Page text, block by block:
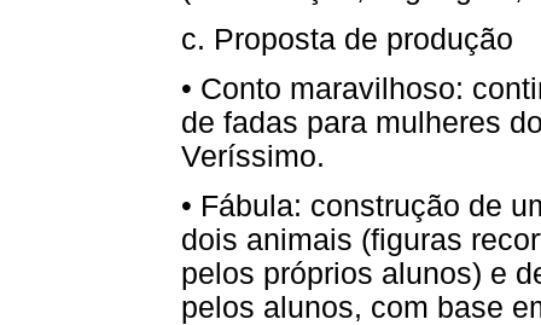
c. Proposta de produção
• Conto maravilhoso:
de fadas para mulheres
Veríssimo.
• Fábula: construção de
dois animais (figuras
pelos próprios alunos) e
pelos alunos, com base